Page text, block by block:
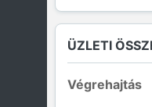
ÜZLETI
Végrehajtás